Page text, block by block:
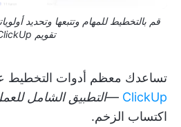
قم بالتخطيط للمهام وتتبعها وتحديد
تقويم ClickUp
تساعدك معظم أدوات
ClickUp
—التطبيق الشامل
اكتساب الزخم.